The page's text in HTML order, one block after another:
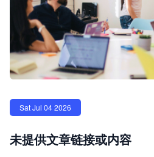
Sat Jul 04 2026
未提供文章链接或内容